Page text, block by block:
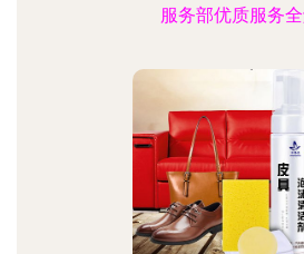
服务部优质服务